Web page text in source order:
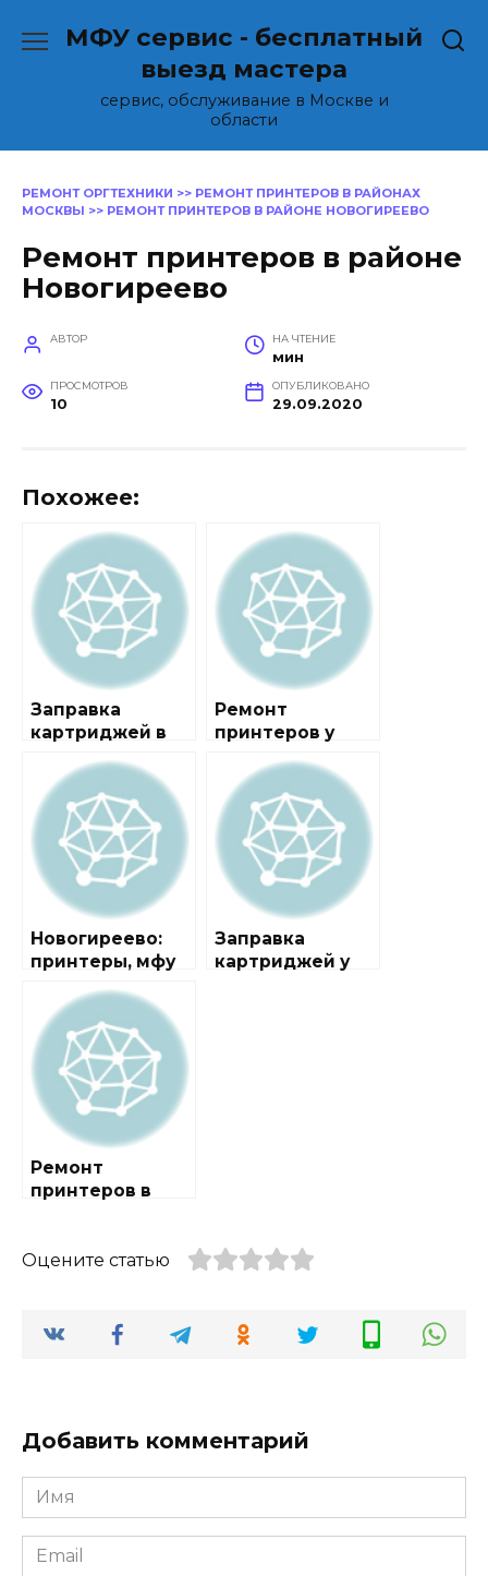
МФУ сервис - бесплатный
выезд мастера
сервис, обслуживание в Москве и
области
РЕМОНТ ОРГТЕХНИКИ >> РЕМОНТ ПРИНТЕРОВ В РАЙОНАХ
МОСКВЫ >> РЕМОНТ ПРИНТЕРОВ В РАЙОНЕ НОВОГИРЕЕВО
Ремонт принтеров в районе
Новогиреево
АВТОР НА ЧТЕНИЕ
мин
ПРОСМОТРОВ
10
ОПУБЛИКОВАНО
29.09.2020
Похожее:
Заправка
картриджей в
Новогиреево
Ремонт
принтеров у
Новогиреево
Новогиреево:
принтеры, мфу
Заправка
картриджей у
Ремонт
принтеров в
Оцените статью
Добавить комментарий
Имя
Email